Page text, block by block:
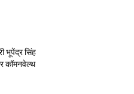
भूपेंद्र सिंह
कॉमनवेल्थ